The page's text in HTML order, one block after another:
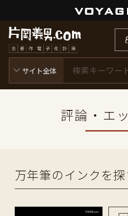
評論・エ
万年筆のインクを